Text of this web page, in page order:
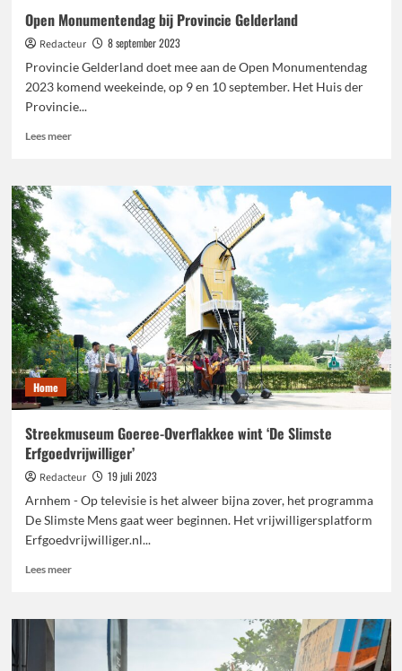
Open Monumentendag bij Provincie Gelderland
Redacteur
8 september 2023
Provincie Gelderland doet mee aan de Open Monumentendag
2023 komend weekeinde, op 9 en 10 september. Het Huis der
Provincie...
Lees meerLees
Monumentendag
bij
Provincie
Gelderland
Home
Streekmuseum Goeree-Overflakkee wint ‘De Slimste
Erfgoedvrijwilliger’
Redacteur
19 juli 2023
Arnhem - Op televisie is het alweer bijna zover, het programma
De Slimste Mens gaat weer beginnen. Het vrijwilligersplatform
Erfgoedvrijwilliger.nl...
Lees meerLees
Streekmuseum
Goeree-
Overflakkee